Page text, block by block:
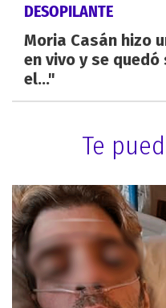
DESOPILANTE
Moria Casán hizo
en vivo y se
el..."
Te